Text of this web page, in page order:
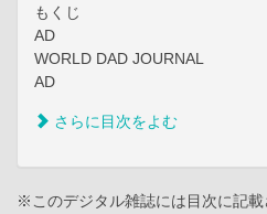
もくじ
AD
WORLD DAD JOURNAL
AD
さらに目次をよむ
※このデジタル雑誌には目次に記